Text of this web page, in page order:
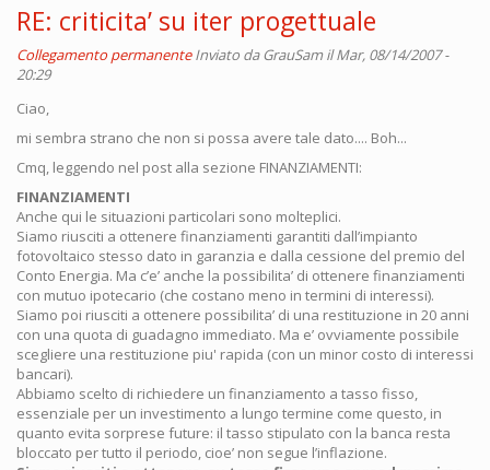
RE: criticita’ su iter progettuale
Collegamento permanente Inviato daGrauSamil Mar, 08/14/2007 -
20:29
Ciao,
mi sembra strano che non si possa avere tale dato.... Boh...
Cmq, leggendo nel post alla sezione FINANZIAMENTI:
FINANZIAMENTI
Anche qui le situazioni particolari sono molteplici.
Siamo riusciti a ottenere finanziamenti garantiti dall’impianto
fotovoltaico stesso dato in garanzia e dalla cessione del premio del
Conto Energia. Ma c’e’ anche la possibilita’ di ottenere finanziamenti
con mutuo ipotecario (che costano meno in termini di interessi).
Siamo poi riusciti a ottenere possibilita’ di una restituzione in 20 anni
con una quota di guadagno immediato. Ma e’ ovviamente possibile
scegliere una restituzione piu' rapida (con un minor costo di interessi
bancari).
Abbiamo scelto di richiedere un finanziamento a tasso fisso,
essenziale per un investimento a lungo termine come questo, in
quanto evita sorprese future: il tasso stipulato con la banca resta
bloccato per tutto il periodo, cioe’ non segue l’inflazione.